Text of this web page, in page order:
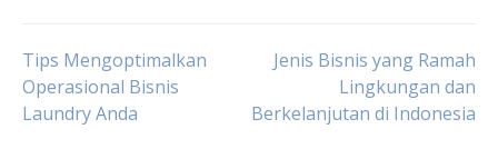
Post
navigation
Tips Mengoptimalkan
Operasional Bisnis
Laundry Anda
Jenis Bisnis yang Ramah
Lingkungan dan
Berkelanjutan di Indonesia